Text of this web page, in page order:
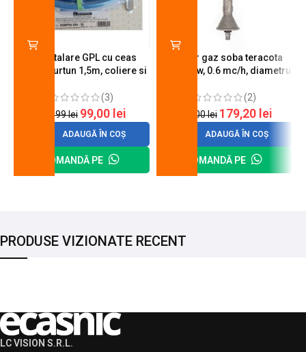
Kit instalare GPL cu ceas
butelie, furtun 1,5m, coliere si
(3)
120,99lei 99,00 lei
ADAUGĂ ÎN COȘ
COMANDĂ PE
Arzator gaz soba teracota
A600, 6 kw, 0.6 mc/h, diametru
(2)
200,00lei 179,20 lei
ADAUGĂ ÎN COȘ
COMANDĂ PE
PRODUSE VIZIONATE RECENT
LC VISION S.R.L.